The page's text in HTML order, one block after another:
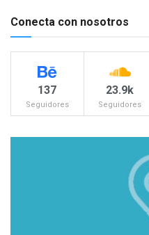
Conecta con nosotros
137
Seguidores
23.9k
Seguidores